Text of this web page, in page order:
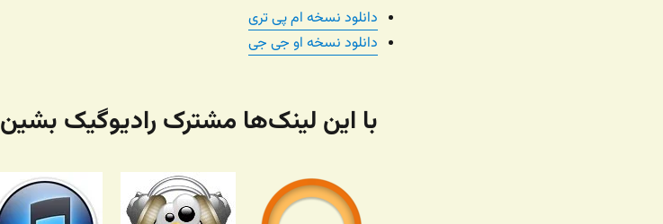
دانلود نسخه ام پی تری
دانلود نسخه او جی جی
با این لینک‌ها مشترک رادیوگیک بشین